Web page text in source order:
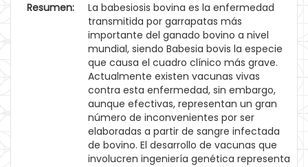
Resumen:
La babesiosis bovina es la enfermedad
transmitida por garrapatas más
importante del ganado bovino a nivel
mundial, siendo Babesia bovis la especie
que causa el cuadro clínico más grave.
Actualmente existen vacunas vivas
contra esta enfermedad, sin embargo,
aunque efectivas, representan un gran
número de inconvenientes por ser
elaboradas a partir de sangre infectada
de bovino. El desarrollo de vacunas que
involucren ingeniería genética representa